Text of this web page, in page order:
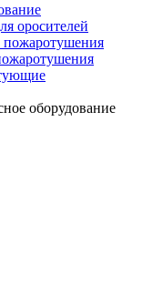
оросителей
пожаротушения
оборудование